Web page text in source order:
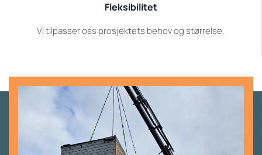
Fleksibilitet
Vi tilpasser oss prosjektets behov og størrelse.